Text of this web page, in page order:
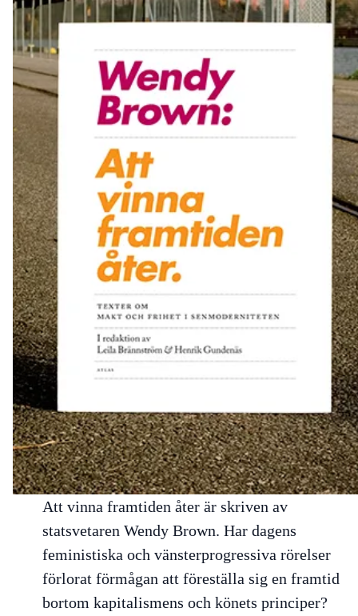
Att vinna framtiden återär skriven av
statsvetaren Wendy Brown. Har dagens
feministiska och vänsterprogressiva rörelser
förlorat förmågan att föreställa sig en framtid
bortom kapitalismens och könets principer?